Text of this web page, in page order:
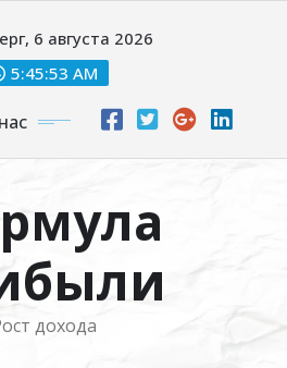
6 августа 2026
5:45:54 AM
дохода